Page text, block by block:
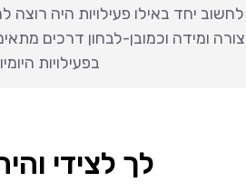
לחשוב יחד באילו פעילויות היה
צורה ומידה וכמובן-לבחון דרכים
בפעילויות
לך לצידי